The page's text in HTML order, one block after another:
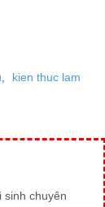
kien thuc lam
sinh chuyên